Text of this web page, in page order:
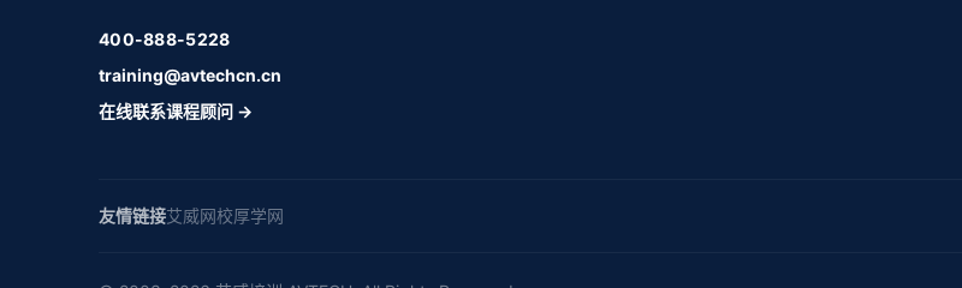
400-888-5228
training@avtechcn.cn
在线联系课程顾问 →
友情链接艾威网校厚学网